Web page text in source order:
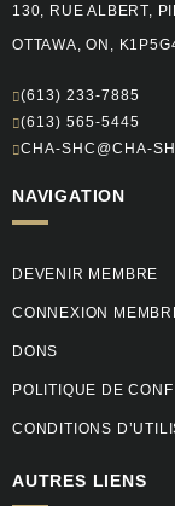
130, RUE ALBERT,
OTTAWA, ON,
(613) 233-7885
(613) 565-5445
CHA-SHC@CHA-
NAVIGATION
DEVENIR MEMBRE
CONNEXION
DONS
POLITIQUE DE
CONDITIONS
AUTRES LIENS